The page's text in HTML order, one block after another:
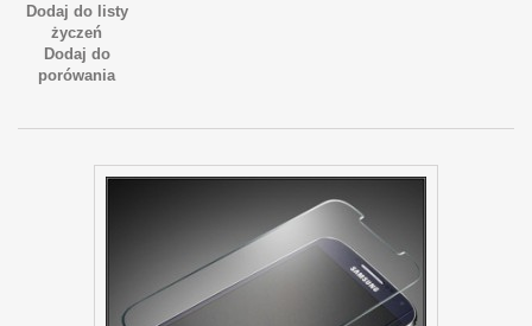
Dodaj do listy
życzeń
Dodaj do
porówania